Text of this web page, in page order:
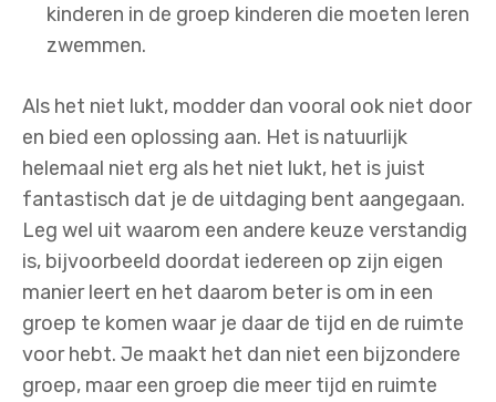
kinderen in de groep kinderen die moeten leren
zwemmen.
Als het niet lukt, modder dan vooral ook niet door
en bied een oplossing aan. Het is natuurlijk
helemaal niet erg als het niet lukt, het is juist
fantastisch dat je de uitdaging bent aangegaan.
Leg wel uit waarom een andere keuze verstandig
is, bijvoorbeeld doordat iedereen op zijn eigen
manier leert en het daarom beter is om in een
groep te komen waar je daar de tijd en de ruimte
voor hebt. Je maakt het dan niet een bijzondere
groep, maar een groep die meer tijd en ruimte